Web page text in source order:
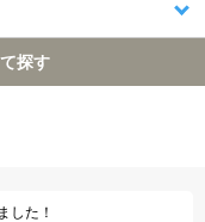
探す
した！